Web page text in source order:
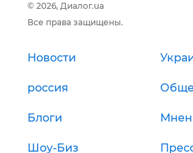
© 2026, Диалог.ua
Все права защищены.
Новости
россия
Блоги
Шоу-Биз